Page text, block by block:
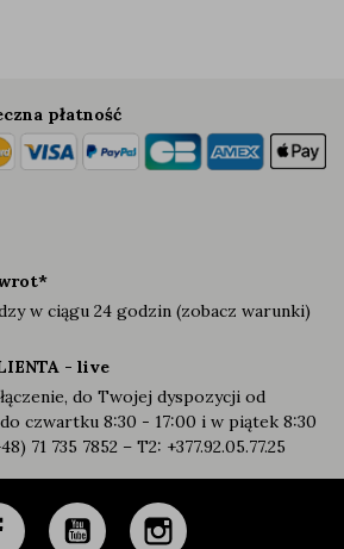
płatność
w ciągu 24 godzin (zobacz warunki)
- live
do Twojej dyspozycji od
czwartku 8:30 - 17:00 i w piątek 8:30
71 735 7852 – T2: +377.92.05.77.25